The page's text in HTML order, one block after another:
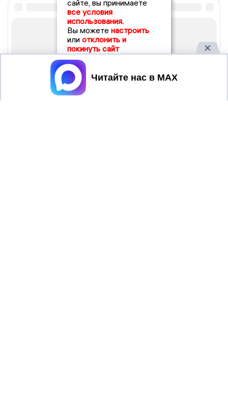
сайте, вы принимаете
все условия
использования.
Вы можете настроить
или отклонить и
покинуть сайт
Принять